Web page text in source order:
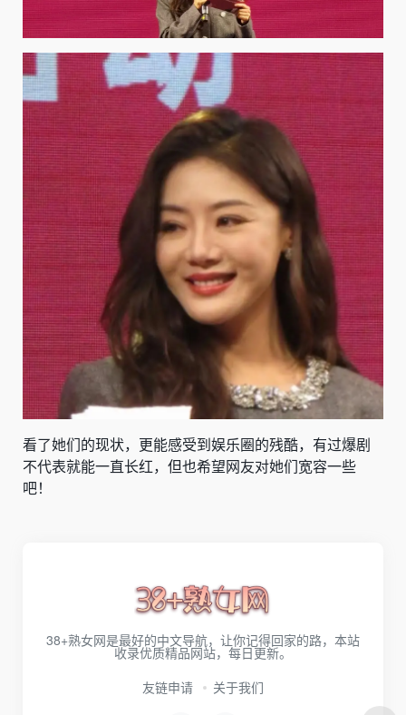
看了她们的现状，更能感受到娱乐圈的残酷，有过爆剧
不代表就能一直长红，但也希望网友对她们宽容一些
吧！
38+熟女网是最好的中文导航，让你记得回家的路，本站
收录优质精品网站，每日更新。
友链申请
关于我们